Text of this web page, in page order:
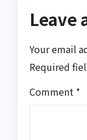
Leave
Your email
Required
Comment *